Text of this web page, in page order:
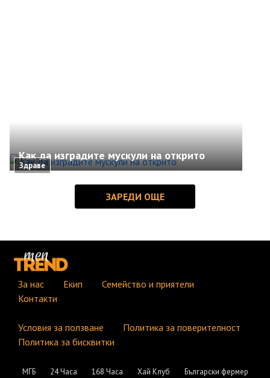
Здраве
Как да изградите мускули на открито
За нас Екип
Семейство и приятели
Контакти
Условия за ползване
Политика за поверителност
Политика за бисквитки
МГБ 24 Часа 168 Часа Хай Клуб Български фермер